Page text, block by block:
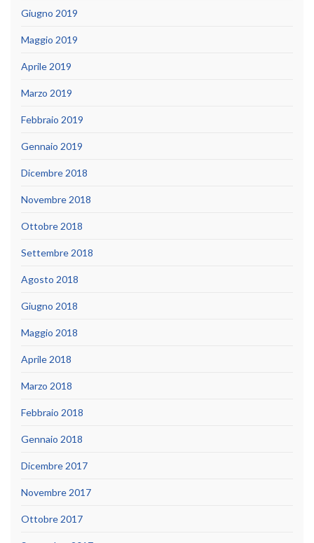
Giugno 2019
Maggio 2019
Aprile 2019
Marzo 2019
Febbraio 2019
Gennaio 2019
Dicembre 2018
Novembre 2018
Ottobre 2018
Settembre 2018
Agosto 2018
Giugno 2018
Maggio 2018
Aprile 2018
Marzo 2018
Febbraio 2018
Gennaio 2018
Dicembre 2017
Novembre 2017
Ottobre 2017